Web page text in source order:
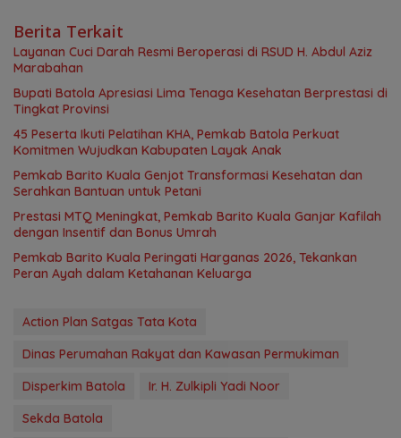
Berita Terkait
Layanan Cuci Darah Resmi Beroperasi di RSUD H. Abdul Aziz
Marabahan
Bupati Batola Apresiasi Lima Tenaga Kesehatan Berprestasi di
Tingkat Provinsi
45 Peserta Ikuti Pelatihan KHA, Pemkab Batola Perkuat
Komitmen Wujudkan Kabupaten Layak Anak
Pemkab Barito Kuala Genjot Transformasi Kesehatan dan
Serahkan Bantuan untuk Petani
Prestasi MTQ Meningkat, Pemkab Barito Kuala Ganjar Kafilah
dengan Insentif dan Bonus Umrah
Pemkab Barito Kuala Peringati Harganas 2026, Tekankan
Peran Ayah dalam Ketahanan Keluarga
Action Plan Satgas Tata Kota
Dinas Perumahan Rakyat dan Kawasan Permukiman
Disperkim Batola
Ir. H. Zulkipli Yadi Noor
Sekda Batola